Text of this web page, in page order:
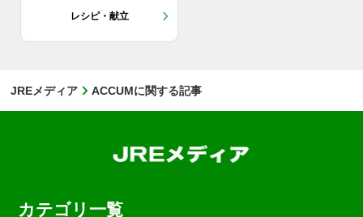
レシピ・献立
JREメディア ACCUMに関する記事
カテゴリ一覧